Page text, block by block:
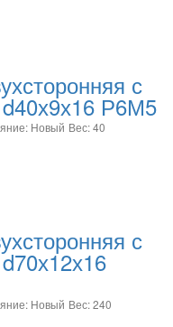
с
Р6М5
Новый Вес: 40
с
Новый Вес: 240